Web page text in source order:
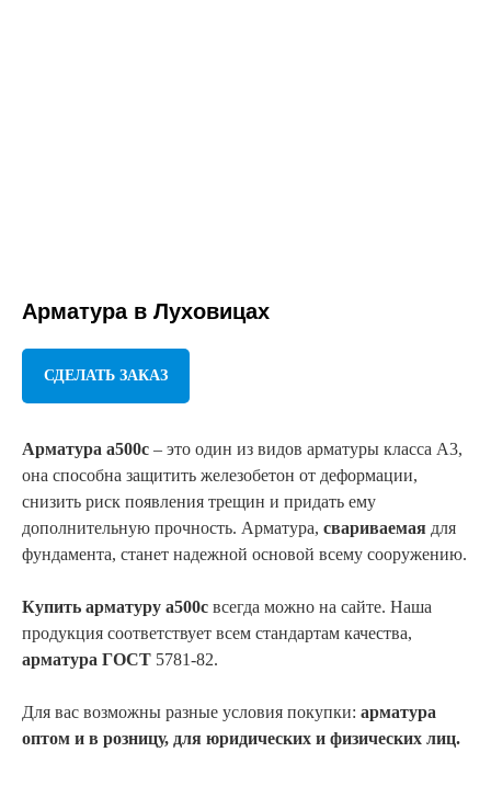
Арматурав Луховицах
СДЕЛАТЬ ЗАКАЗ
Арматура а500с – это один из видов арматуры класса А3,
она способна защитить железобетон от деформации,
снизить риск появления трещин и придать ему
дополнительную прочность. Арматура, свариваемая для
фундамента, станет надежной основой всему сооружению.
Купить арматуру а500с всегда можно на сайте. Наша
продукция соответствует всем стандартам качества,
арматура ГОСТ 5781-82.
Для вас возможны разные условия покупки: арматура
оптом и в розницу, для юридических и физических лиц.